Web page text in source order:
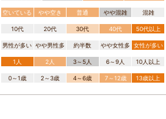
空いている やや空き 普通 やや混雑 混雑
10代 20代 30代 40代 50代以上
男性が多い やや男性多 約半数 やや女性多 女性が多い
1人 2人 3～5人 6～9人 10人以上
0～1歳 2～3歳 4～6歳 7～12歳 13歳以上